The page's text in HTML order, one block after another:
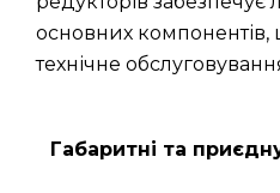
основних компонентів,
технічне
Габаритні та